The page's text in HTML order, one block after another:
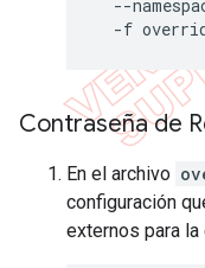
--
-f
Contraseña de
En el archivo
configuración
externos para la